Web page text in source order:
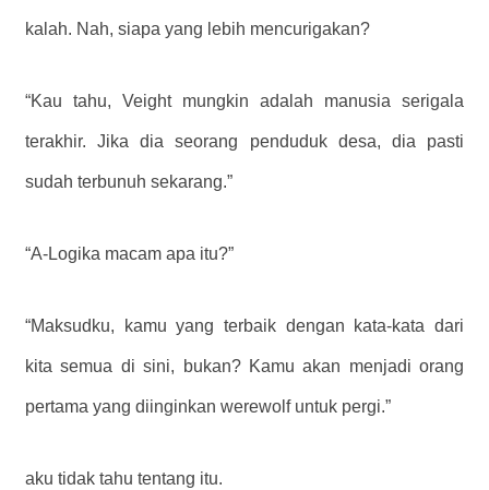
kalah. Nah, siapa yang lebih mencurigakan?
“Kau tahu, Veight mungkin adalah manusia serigala
terakhir. Jika dia seorang penduduk desa, dia pasti
sudah terbunuh sekarang.”
“A-Logika macam apa itu?”
“Maksudku, kamu yang terbaik dengan kata-kata dari
kita semua di sini, bukan? Kamu akan menjadi orang
pertama yang diinginkan werewolf untuk pergi.”
aku tidak tahu tentang itu.